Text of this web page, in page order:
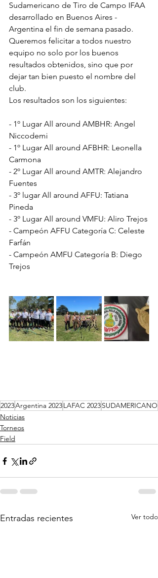
Sudamericano de Tiro de Campo IFAA
desarrollado en Buenos Aires -
Argentina el fin de semana pasado.
Queremos felicitar a todos nuestro
equipo no solo por los buenos
resultados obtenidos, sino que por
dejar tan bien puesto el nombre del
club.
Los resultados son los siguientes:
- 1º Lugar All around AMBHR: Angel
Niccodemi
- 1º Lugar All around AFBHR: Leonella
Carmona
- 2º Lugar All around AMTR: Alejandro
Fuentes
- 3º lugar All around AFFU: Tatiana
Pineda
- 3º Lugar All around VMFU: Aliro Trejos
- Campeón AFFU Categoría C: Celeste
Farfán
- Campeón AMFU Categoría B: Diego
Trejos
2023Argentina 2023LAFAC 2023SUDAMERICANO
Noticias
Torneos
Field
Entradas recientes Ver todo